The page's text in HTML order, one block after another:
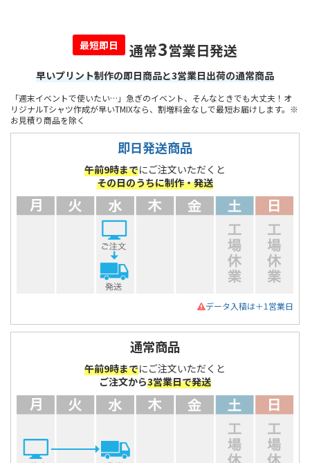
最短即日 通常3営業日発送
早いプリント制作の即日商品と3営業日出荷の通常商品
「週末イベントで使いたい…」急ぎのイベント、そんなときでも大丈夫！オ
リジナルTシャツ作成が早いTMIXなら、割増料金なしで最短お届けします。※
お見積り商品を除く
即日発送商品
午前9時までにご注文いただくと
その日のうちに制作・発送
データ入稿は＋1営業日
通常商品
午前9時までにご注文いただくと
ご注文から3営業日で発送